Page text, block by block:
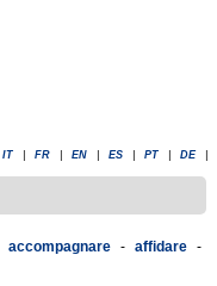
IT FR EN ES PT DE
accompagnare - affidare -